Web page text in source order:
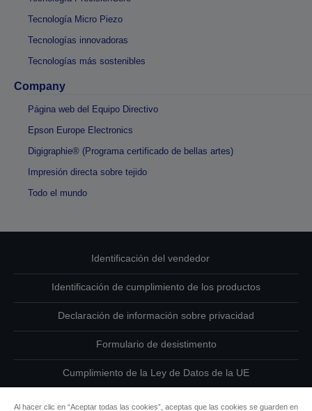
Tecnología Micro Piezo
Tecnologías innovadoras
Tecnologías más sostenibles
Company
Página web del Equipo Directivo
Epson Europe Electronics
Digigraphie® (Programa certificado de bellas artes)
Impresión directa sobre tejido
Todo el mundo
Identificación del vendedor
Identificación de cumplimiento de los productos
Declaración de información sobre privacidad
Formulario de desistimento
Cumplimiento de la Ley de Datos de la UE
Al hacer clic en “Aceptar todas las cookies”, aceptas que las cookies se guarden en